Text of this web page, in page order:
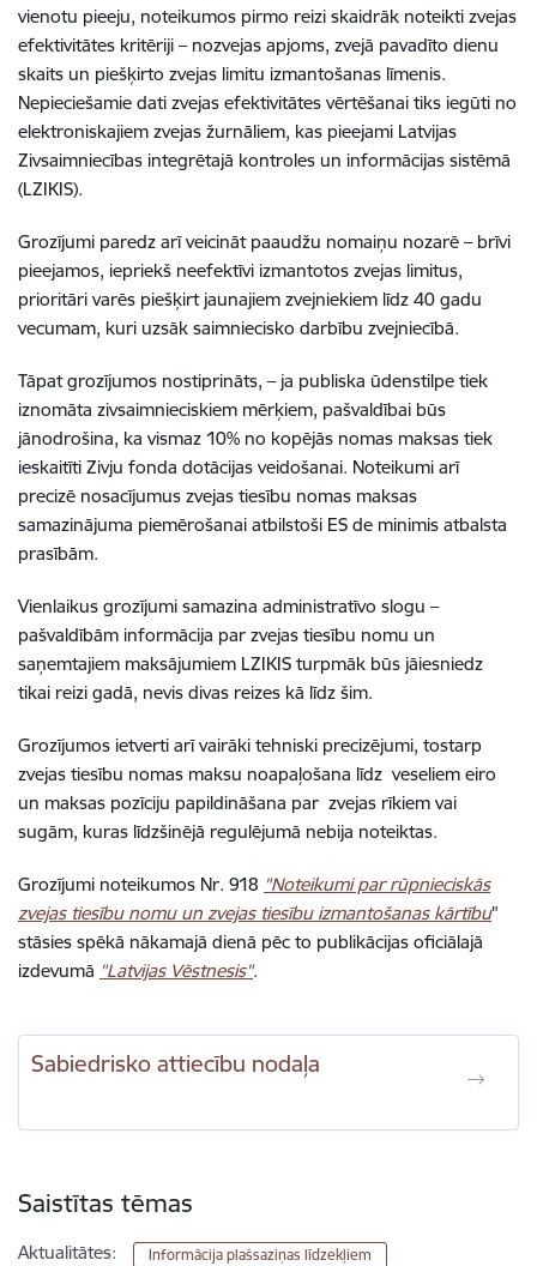
vienotu pieeju, noteikumos pirmo reizi skaidrāk noteikti zvejas
efektivitātes kritēriji – nozvejas apjoms, zvejā pavadīto dienu
skaits un piešķirto zvejas limitu izmantošanas līmenis.
Nepieciešamie dati zvejas efektivitātes vērtēšanai tiks iegūti no
elektroniskajiem zvejas žurnāliem, kas pieejami Latvijas
Zivsaimniecības integrētajā kontroles un informācijas sistēmā
(LZIKIS).
Grozījumi paredz arī veicināt paaudžu nomaiņu nozarē – brīvi
pieejamos, iepriekš neefektīvi izmantotos zvejas limitus,
prioritāri varēs piešķirt jaunajiem zvejniekiem līdz 40 gadu
vecumam, kuri uzsāk saimniecisko darbību zvejniecībā.
Tāpat grozījumos nostiprināts, – ja publiska ūdenstilpe tiek
iznomāta zivsaimnieciskiem mērķiem, pašvaldībai būs
jānodrošina, ka vismaz 10% no kopējās nomas maksas tiek
ieskaitīti Zivju fonda dotācijas veidošanai. Noteikumi arī
precizē nosacījumus zvejas tiesību nomas maksas
samazinājuma piemērošanai atbilstoši ES de minimis atbalsta
prasībām.
Vienlaikus grozījumi samazina administratīvo slogu –
pašvaldībām informācija par zvejas tiesību nomu un
saņemtajiem maksājumiem LZIKIS turpmāk būs jāiesniedz
tikai reizi gadā, nevis divas reizes kā līdz šim.
Grozījumos ietverti arī vairāki tehniski precizējumi, tostarp
zvejas tiesību nomas maksu noapaļošana līdz veseliem eiro
un maksas pozīciju papildināšana par zvejas rīkiem vai
sugām, kuras līdzšinējā regulējumā nebija noteiktas.
Grozījumi noteikumos Nr. 918 "Noteikumi par rūpnieciskās
zvejas tiesību nomu un zvejas tiesību izmantošanas kārtību"
stāsies spēkā nākamajā dienā pēc to publikācijas oficiālajā
izdevumā "Latvijas Vēstnesis".
Sabiedrisko attiecību nodaļa
Saistītas tēmas
Aktualitātes: Informācija plašsaziņas līdzekļiem